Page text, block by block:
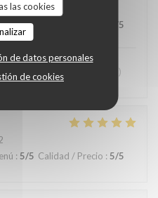
las cookies
de datos personales
de cookies
:5/5 /5
Wat wil je nog meer? :)
: 5/5 Calidad / Precio : 5/5